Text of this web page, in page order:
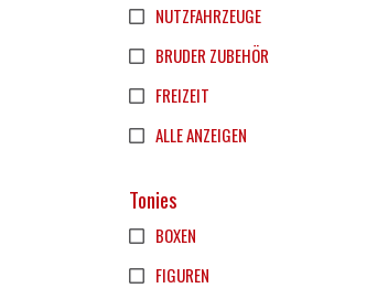
NUTZFAHRZEUGE
BRUDER ZUBEHÖR
FREIZEIT
ALLE ANZEIGEN
Tonies
BOXEN
FIGUREN